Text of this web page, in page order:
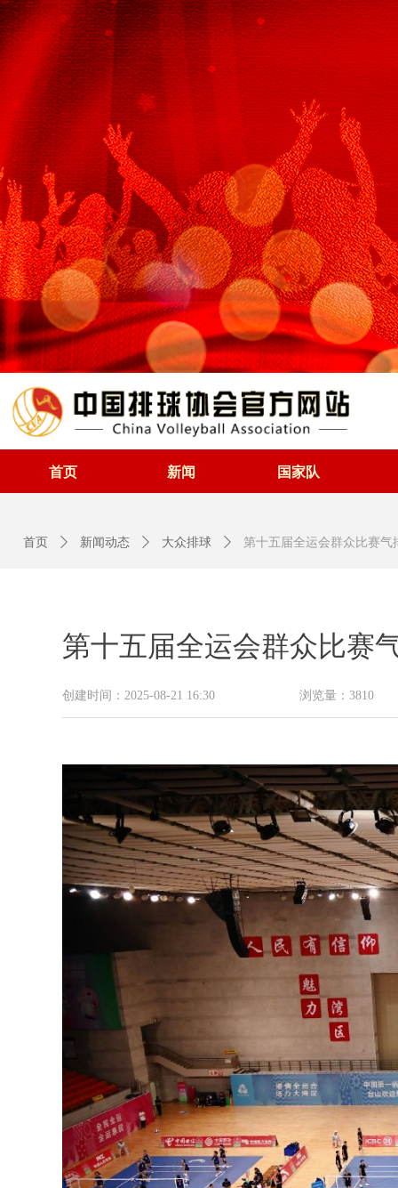
首页 新闻 国家队
第十五届全运会群众比赛
创建时间： 2025-08-21 16:30 浏览量： 3810
首页 ꄲ 新闻动态 ꄲ 大众排球 ꄲ 第十五届全运会群众比赛气